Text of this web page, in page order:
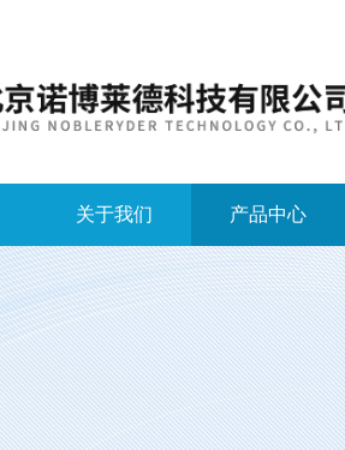
关于我们 产品中心